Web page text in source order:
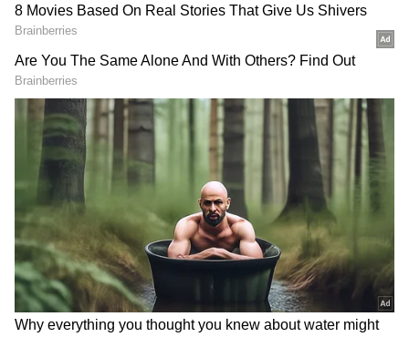
Vanitha vijaykumar
విజయ్ కుమార్ మొదటి భార్యకు తమిళ హీరో అరుణ్
విజయ్ సంతానం. రెండవ భార్య మంజులకి వనిత విజయ్
కుమార్, శ్రీదేవి విజయ్ కుమార్, ప్రీతా విజయ్ కుమార్
ముగ్గురు సంతానం. ఈ ముగ్గురు హీరోయిన్లుగా రాణించిన
వారే. వనిత విజయ్ కుమార్ తెలుగులో దేవి చిత్రంలో కీలక
పాత్రలో నటించింది. భానుచందర్ కి ఆమె భార్యగా
నటించింది. ఆ విధంగా వనిత తెలుగువారికి పరిచయం.
Also Read: పసిగట్టేశాడు..ప్రభాస్ 'కల్కి' ట్రైలర్ పై కాపీ
ఆరోపణలు, ఆధారాలతో సహా చూపిస్తూ రచ్చ